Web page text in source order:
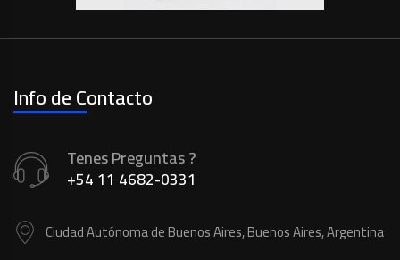
Info de Contacto
Tenes Preguntas ?
+54 11 4682-0331
Ciudad Autónoma de Buenos Aires, Buenos Aires, Argentina